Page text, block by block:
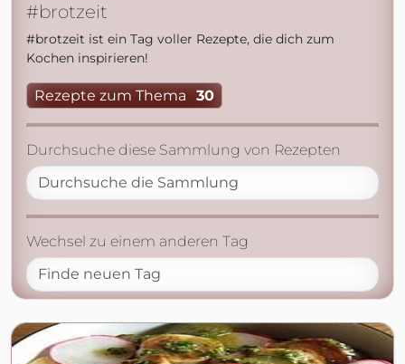
#brotzeit
#brotzeit ist ein Tag voller Rezepte, die dich zum
Kochen inspirieren!
Rezepte zum Thema 30
Durchsuche diese Sammlung von Rezepten
Wechsel zu einem anderen Tag